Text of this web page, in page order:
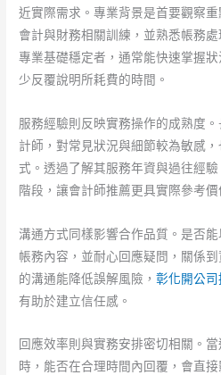
近實際需求。專業背景是首要觀察
會計與財務相關訓練，並熟悉帳務
專業基礎穩定者，通常能快速掌握
少反覆說明所耗費的時間。
服務經驗則反映實務操作的成熟度
計師，對常見狀況與細節較為敏感
式。透過了解其服務年資與過往經
階段，讓會計師推薦更具實際參考價
溝通方式同樣影響合作品質。是否
帳務內容，並耐心回應疑問，關係
的溝通能降低誤解風險，彰化開公司
有助於建立信任感。
回應效率則與實務安排密切相關。
時，能否在合理時間內回覆，會直